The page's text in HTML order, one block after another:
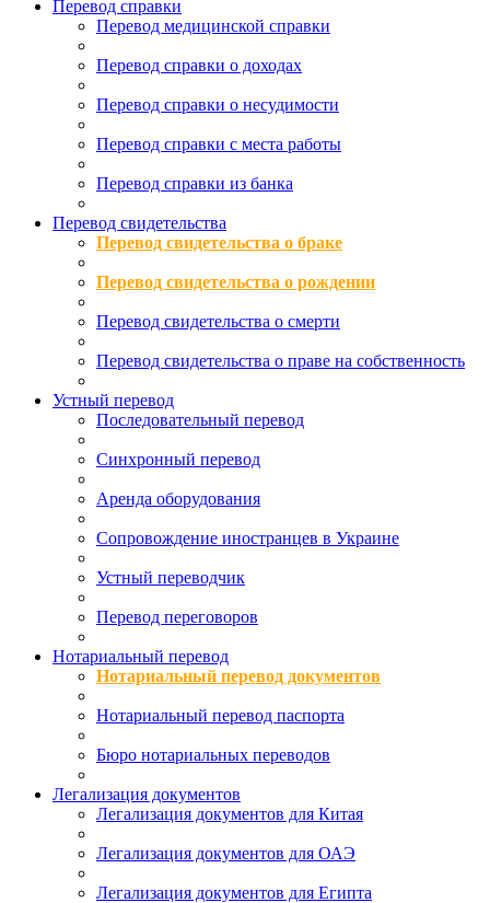
Перевод справки
Перевод медицинской справки
Перевод справки о доходах
Перевод справки о несудимости
Перевод справки с места работы
Перевод справки из банка
Перевод свидетельства
Перевод свидетельства о браке
Перевод свидетельства о рождении
Перевод свидетельства о смерти
Перевод свидетельства о праве на собственность
Устный перевод
Последовательный перевод
Синхронный перевод
Аренда оборудования
Сопровождение иностранцев в Украине
Устный переводчик
Перевод переговоров
Нотариальный перевод
Нотариальный перевод документов
Нотариальный перевод паспорта
Бюро нотариальных переводов
Легализация документов
Легализация документов для Китая
Легализация документов для ОАЭ
Легализация документов для Египта